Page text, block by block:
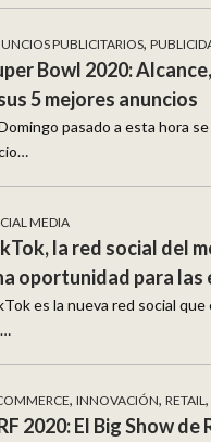
PUBLICITARIOS,
Bowl 2020:
5 mejores anuncios
pasado a esta hora
MEDIA
la red social del
oportunidad para las
es la nueva red social que
, INNOVACIÓN, RETAIL,
2020: El Big Show de